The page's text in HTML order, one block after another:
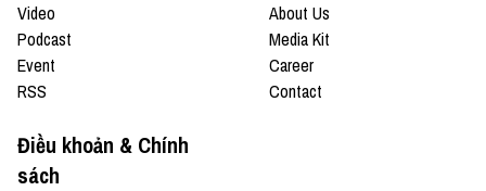
Video
Podcast
Event
RSS
About Us
Media Kit
Career
Contact
Điều khoản & Chính
sách